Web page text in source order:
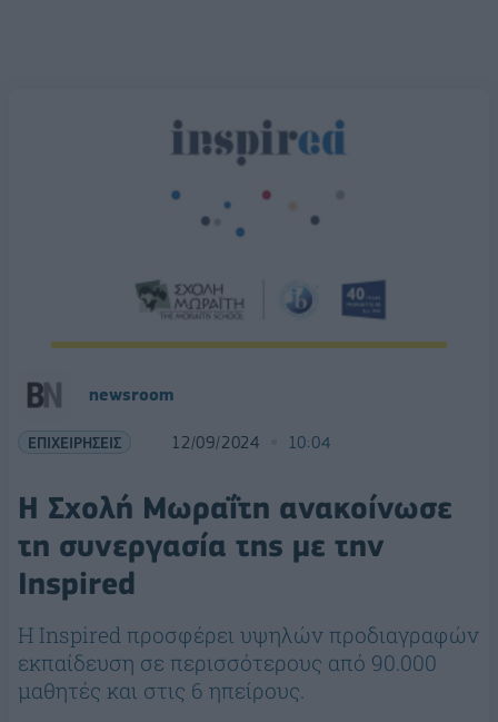
newsroom
ΕΠΙΧΕΙΡΗΣΕΙΣ 12/09/2024 10:04
Η Σχολή Μωραΐτη ανακοίνωσε
τη συνεργασία της με την
Inspired
Η Inspired προσφέρει υψηλών προδιαγραφών
εκπαίδευση σε περισσότερους από 90.000
μαθητές και στις 6 ηπείρους.